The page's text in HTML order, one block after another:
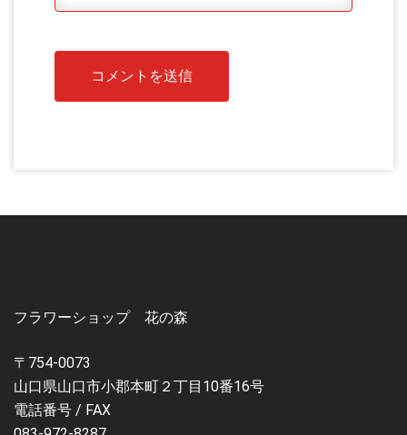
フラワーショップ 花の森
〒754-0073
山口県山口市小郡本町２丁目10番16号
電話番号 / FAX